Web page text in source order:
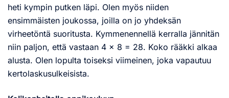
heti kympin putken läpi. Olen myös niiden
ensimmäisten joukossa, joilla on jo yhdeksän
virheetöntä suoritusta. Kymmenennellä kerralla jännitän
niin paljon, että vastaan 4 x 8 = 28. Koko rääkki alkaa
alusta. Olen lopulta toiseksi viimeinen, joka vapautuu
kertolaskusulkeisista.